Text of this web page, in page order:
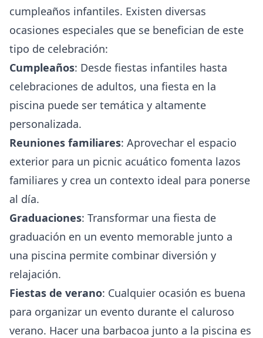
cumpleaños infantiles. Existen diversas
ocasiones especiales que se benefician de este
tipo de celebración:
Cumpleaños: Desde fiestas infantiles hasta
celebraciones de adultos, una fiesta en la
piscina puede ser temática y altamente
personalizada.
Reuniones familiares: Aprovechar el espacio
exterior para un picnic acuático fomenta lazos
familiares y crea un contexto ideal para ponerse
al día.
Graduaciones: Transformar una fiesta de
graduación en un evento memorable junto a
una piscina permite combinar diversión y
relajación.
Fiestas de verano: Cualquier ocasión es buena
para organizar un evento durante el caluroso
verano. Hacer una barbacoa junto a la piscina es